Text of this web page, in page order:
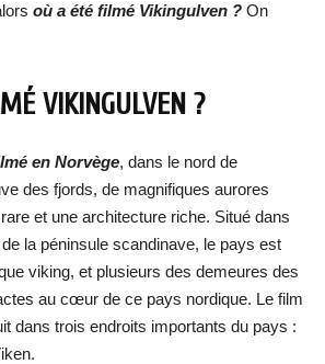
où a été filmé Vikingulven ? On
VIKINGULVEN ?
en Norvège, dans le nord de
des fjords, de magnifiques aurores
et une architecture riche. Situé dans
la péninsule scandinave, le pays est
viking, et plusieurs des demeures des
au cœur de ce pays nordique. Le film
dans trois endroits importants du pays :